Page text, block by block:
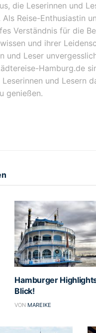
die Leserinnen und
Als Reise-Enthusiastin
Verständnis für die
und ihrer
und Leser
Hamburg.de
und Lesern
genießen.
Hamburger
Blick!
VON MAREIKE